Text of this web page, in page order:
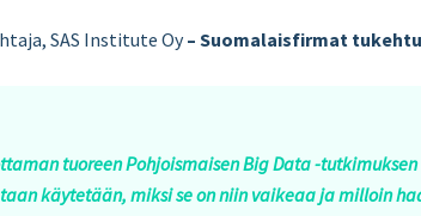
SAS Institute Oy– Suomalaisfirmat
tuoreen Pohjoismaisen Big Data -
käytetään, miksi se on niin vaikeaa ja milloin